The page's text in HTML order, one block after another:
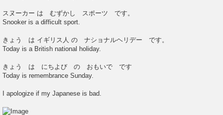
スヌーカー は むずかし スポーツ です。
Snooker is a difficult sport.
きょう は イギリス人 の ナショナルヘリデー です。
Today is a British national holiday.
きょう は にちよび の おもいで です
Today is remembrance Sunday.
I apologize if my Japanese is bad.